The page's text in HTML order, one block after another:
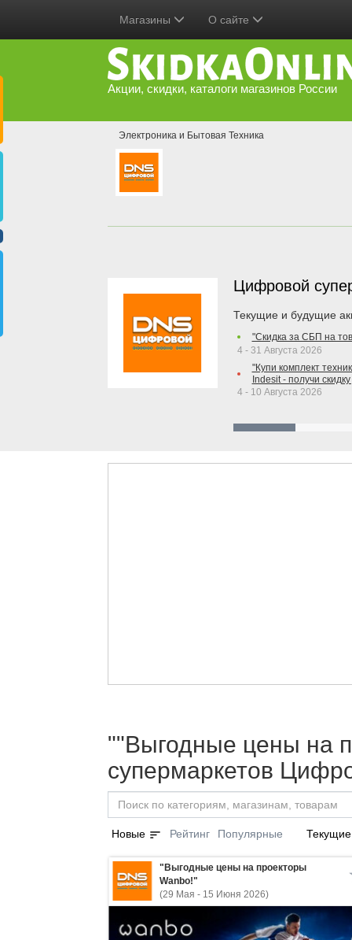
Магазины О сайте
Акции, скидки, каталоги магазинов России
Электроника и Бытовая Техника
Цифровой
Текущие и будущие
"Скидка за СБП на
4 - 31 Августа 2026
"Купи комплект
Indesit - получи
4 - 10 Августа 2026
""Выгодные цены на
супермаркетов
Новые sort Рейтинг Популярные Текущие
"Выгодные цены на проекторы
Wanbo!"
(29 Мая - 15 Июня 2026)